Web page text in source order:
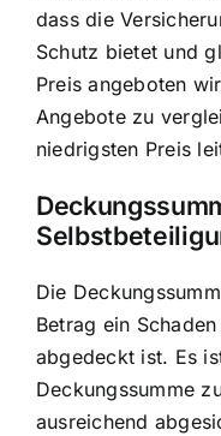
dass die
Schutz bietet und
Preis angeboten
Angebote zu
niedrigsten Preis
Die
Betrag ein
abgedeckt ist. Es
Deckungssumme
ausreichend